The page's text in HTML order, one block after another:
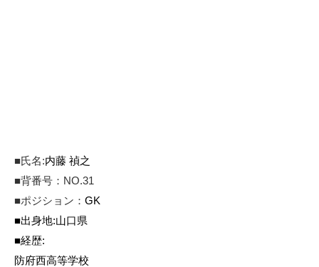
■氏名:内藤 禎之
■背番号：NO.31
■ポジション： GK
■出身地:山口県
■経歴:
防府西高等学校